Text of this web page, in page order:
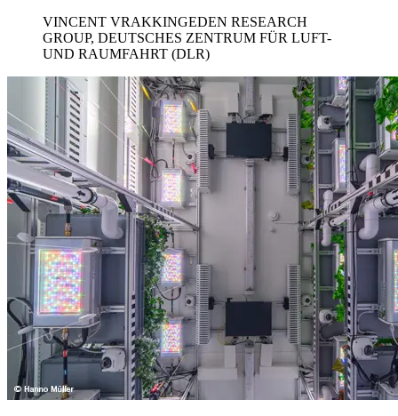
VINCENT VRAKKINGEDEN RESEARCH
GROUP, DEUTSCHES ZENTRUM FÜR LUFT-
UND RAUMFAHRT (DLR)